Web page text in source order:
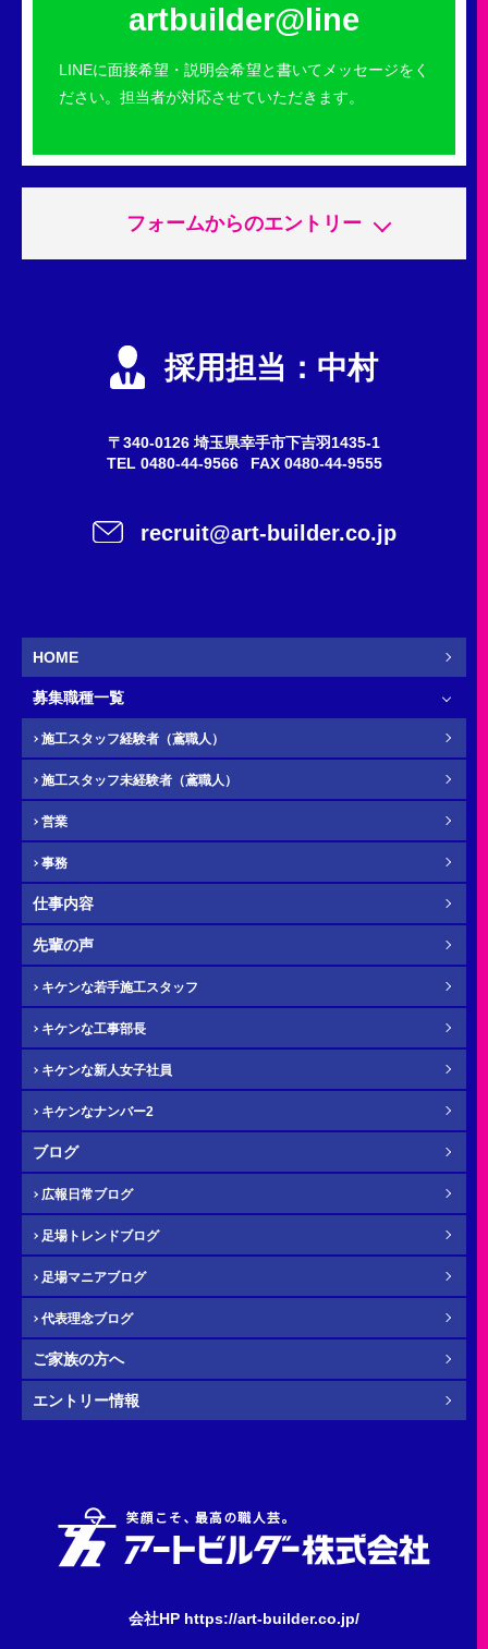
artbuilder@line
LINEに面接希望・説明会希望と書いてメッセージをく
ださい。担当者が対応させていただきます。
フォームからのエントリー
会社説明会
施工スタッフ（鳶職人）
新卒
必須 お名前
ふりがな
必須 電話番号（携帯）
必須 メール
必須 年齢
任意 その他・お問い合わせ内容
採用担当：中村
〒340-0126 埼玉県幸手市下吉羽1435-1
TEL 0480-44-9566 FAX 0480-44-9555
recruit@art-builder.co.jp
HOME
募集職種一覧
施工スタッフ経験者（鳶職人）
施工スタッフ未経験者（鳶職人）
営業
事務
仕事内容
先輩の声
キケンな若手施工スタッフ
キケンな工事部長
キケンな新人女子社員
キケンなナンバー2
ブログ
広報日常ブログ
足場トレンドブログ
足場マニアブログ
代表理念ブログ
ご家族の方へ
エントリー情報
会社HP https://art-builder.co.jp/